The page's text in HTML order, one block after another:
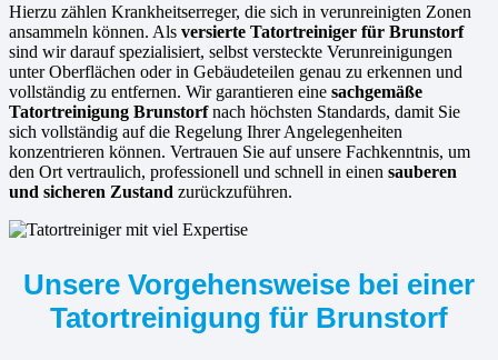
Hierzu zählen Krankheitserreger, die sich in verunreinigten Zonen
ansammeln können. Als versierte Tatortreiniger für Brunstorf
sind wir darauf spezialisiert, selbst versteckte Verunreinigungen
unter Oberflächen oder in Gebäudeteilen genau zu erkennen und
vollständig zu entfernen. Wir garantieren eine sachgemäße
Tatortreinigung Brunstorfnach höchsten Standards, damit Sie
sich vollständig auf die Regelung Ihrer Angelegenheiten
konzentrieren können. Vertrauen Sie auf unsere Fachkenntnis, um
den Ort vertraulich, professionell und schnell in einen sauberen
und sicheren Zustand zurückzuführen.
Unsere Vorgehensweise bei einer
Tatortreinigung für Brunstorf